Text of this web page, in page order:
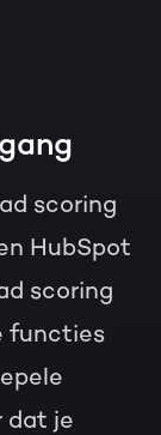
scoring
HubSpot
scoring
functies
dat je